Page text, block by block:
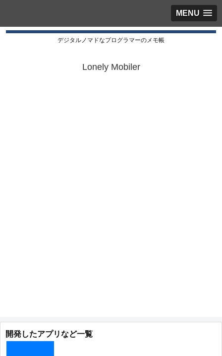
MENU
デジタルノマドなプログラマーのメモ帳
Lonely Mobiler
開発したアプリなど一覧